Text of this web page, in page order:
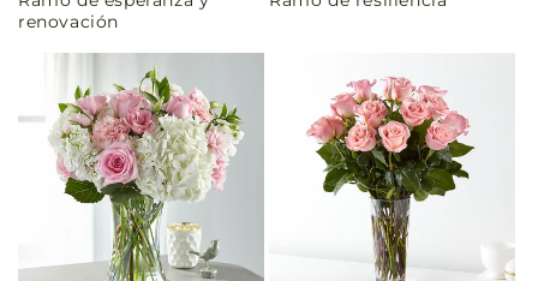
renovación